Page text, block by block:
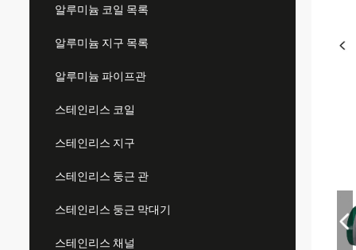
알루미늄 코일 목록
알루미늄 지구 목록
알루미늄 파이프관
스테인리스 코일
스테인리스 지구
스테인리스 둥근 관
스테인리스 둥근 막대기
스테인리스 채널